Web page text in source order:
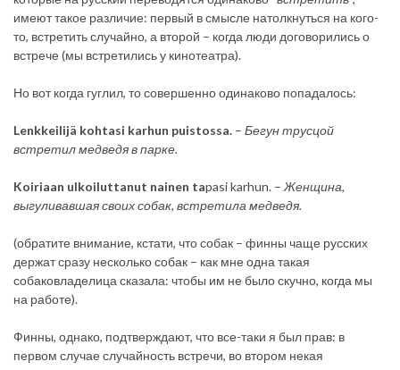
имеют такое различие: первый в смысле натолкнуться на кого-
то, встретить случайно, а второй – когда люди договорились о
встрече (мы встретились у кинотеатра).
Но вот когда гуглил, то совершенно одинаково попадалось:
Lenkkeilijä kohtasi karhun puistossa. – Бегун трусцой
встретил медведя в парке.
Koiriaan ulkoiluttanut nainen tapasi karhun. – Женщина,
выгуливавшая своих собак, встретила медведя.
(обратите внимание, кстати, что собак – финны чаще русских
держат сразу несколько собак – как мне одна такая
собаковладелица сказала: чтобы им не было скучно, когда мы
на работе).
Финны, однако, подтверждают, что все-таки я был прав: в
первом случае случайность встречи, во втором некая